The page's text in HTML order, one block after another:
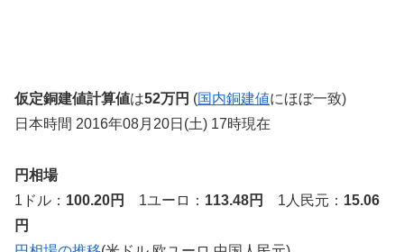
仮定銅建値計算値は52万円 (国内銅建値にほぼ一致)
日本時間 2016年08月20日(土) 17時現在
円相場
1ドル： 100.20円 1ユーロ： 113.48円 1人民元： 15.06
円